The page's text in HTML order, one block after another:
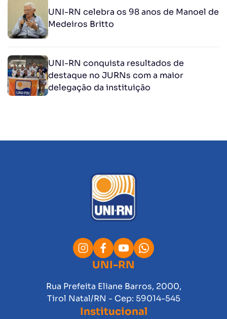
UNI-RN celebra os 98 anos de Manoel de
Medeiros Britto
UNI-RN conquista resultados de
destaque no JURNs com a maior
delegação da instituição
UNI-RN
Rua Prefeita Eliane Barros, 2000,
Tirol Natal/RN - Cep: 59014-545
Institucional